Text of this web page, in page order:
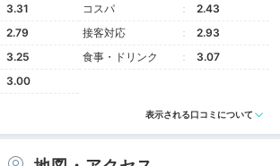
とができます。調乳ポットやバウン
グッズの貸出しも豊富で心強い！
ックスルームに宿泊。景色もキレイで、部屋が
3.31 コスパ
2.43
2.79 接客対応
2.93
3.25 食事・ドリンク
3.07
3.00
表示される口コミについて